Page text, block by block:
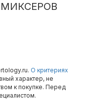
О критериях
характер, не
к покупке. Перед